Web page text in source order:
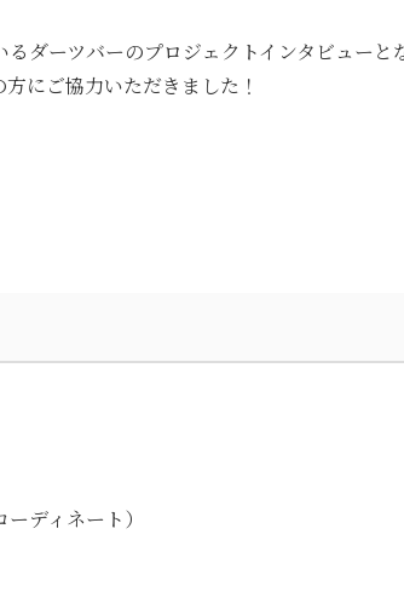
ダーツバーのプロジェクトインタビューと
にご協力いただきました！
ディネート）